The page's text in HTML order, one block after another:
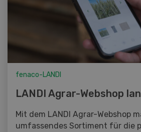
fenaco-LANDI
LANDI Agrar-Webshop
Mit dem LANDI Agrar-Webshop
umfassendes Sortiment für die